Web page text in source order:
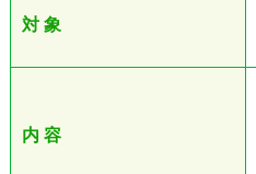
対 象
内 容